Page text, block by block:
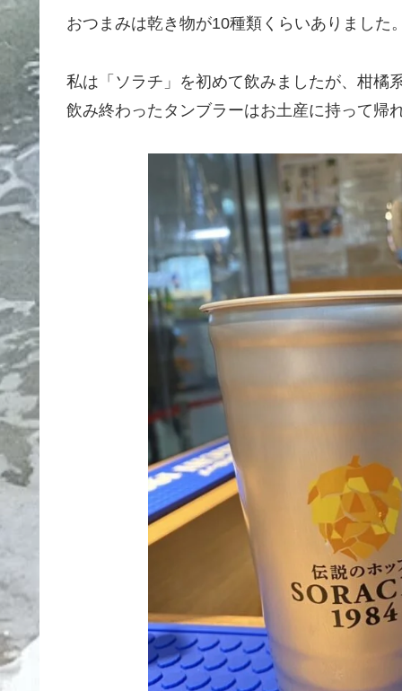
おつまみは乾き物が10種類くらいありました
私は「ソラチ」を初めて飲みましたが、柑橘
飲み終わったタンブラーはお土産に持って帰